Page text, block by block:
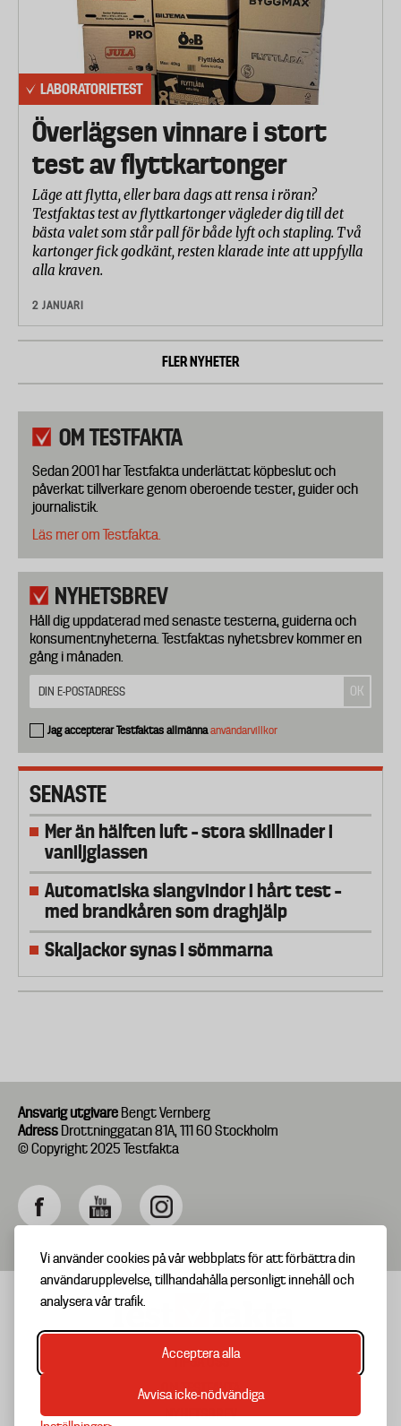
Vi använder cookies på vår webbplats för att förbättra din
användarupplevelse, tillhandahålla personligt innehåll och
analysera vår trafik.
Acceptera alla
Avvisa icke-nödvändiga
LABORATORIETEST
Överlägsen vinnare i stort
test av flyttkartonger
Läge att flytta, eller bara dags att rensa i röran?
Testfaktas test av flyttkartonger vägleder dig till det
bästa valet som står pall för både lyft och stapling. Två
kartonger fick godkänt, resten klarade inte att uppfylla
alla kraven.
2 JANUARI
FLER NYHETER
OM TESTFAKTA
Sedan 2001 har Testfakta underlättat köpbeslut och
påverkat tillverkare genom oberoende tester, guider och
journalistik.
Läs mer om Testfakta.
NYHETSBREV
Håll dig uppdaterad med senaste testerna, guiderna och
konsumentnyheterna. Testfaktas nyhetsbrev kommer en
gång i månaden.
Jag accepterar Testfaktas allmännaanvändarvillkor
SENASTE
Mer än hälften luft – stora skillnader i
vaniljglassen
Automatiska slangvindor i hårt test –
med brandkåren som draghjälp
Skaljackor synas i sömmarna
Ansvarig utgivare Bengt Vernberg
Adress Drottninggatan 81A, 111 60 Stockholm
© Copyright 2025 Testfakta
Footer
menu
TIPSA OSS
OM TESTFAKTA
NYHETSBREV